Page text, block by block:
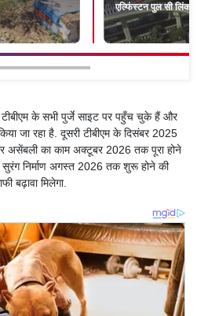
एल्फिंस्टन पुल सी लिंक
के सभी पुर्जे साइट पर पहुँच चुके हैं और
जा रहा है. दूसरी टीबीएम के दिसंबर 2025
असेंबली का काम अक्टूबर 2026 तक पूरा होने
निर्माण अगस्त 2026 तक शुरू होने की
बढ़ावा मिलेगा.